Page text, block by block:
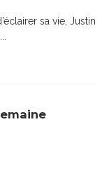
sa vie, Justin